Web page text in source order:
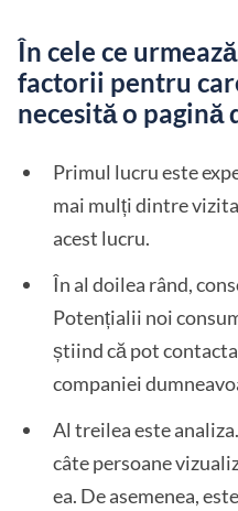
În cele ce
factorii pentru
necesită o pagină
Primul lucru este
mai mulți dintre
acest lucru.
În al doilea rând,
Potențialii noi
știind că pot
companiei
Al treilea este
câte persoane
ea. De asemenea,